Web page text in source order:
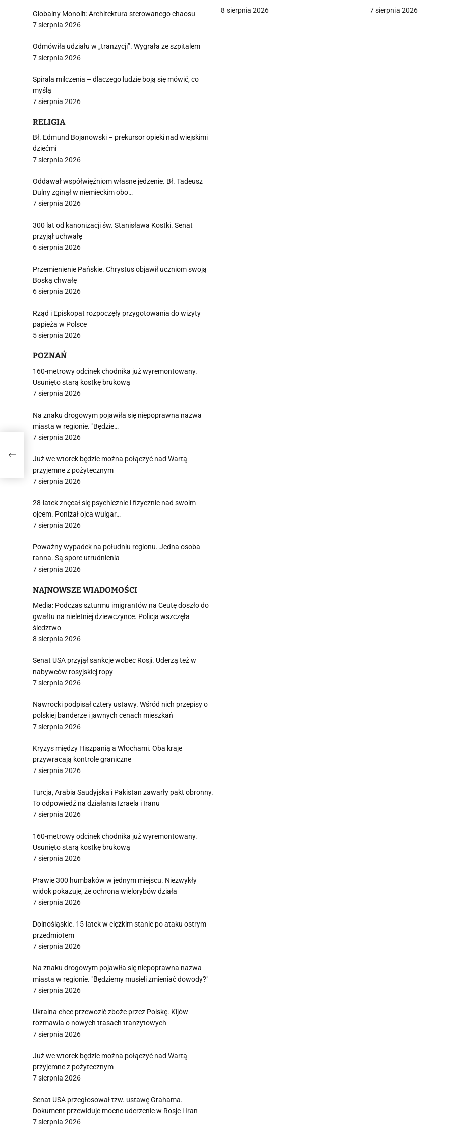
a
8 sierpnia 2026 7 sierpnia 2026
Globalny Monolit: Architektura sterowanego chaosu
7 sierpnia 2026
Odmówiła udziału w „tranzycji”. Wygrała ze szpitalem
7 sierpnia 2026
Spirala milczenia – dlaczego ludzie boją się mówić, co
myślą
7 sierpnia 2026
RELIGIA
Bł. Edmund Bojanowski – prekursor opieki nad wiejskimi
dziećmi
7 sierpnia 2026
Oddawał współwięźniom własne jedzenie. Bł. Tadeusz
Dulny zginął w niemieckim obo…
7 sierpnia 2026
300 lat od kanonizacji św. Stanisława Kostki. Senat
przyjął uchwałę
6 sierpnia 2026
Przemienienie Pańskie. Chrystus objawił uczniom swoją
Boską chwałę
6 sierpnia 2026
Rząd i Episkopat rozpoczęły przygotowania do wizyty
papieża w Polsce
5 sierpnia 2026
POZNAŃ
160-metrowy odcinek chodnika już wyremontowany.
Usunięto starą kostkę brukową
7 sierpnia 2026
Na znaku drogowym pojawiła się niepoprawna nazwa
miasta w regionie. "Będzie…
7 sierpnia 2026
Już we wtorek będzie można połączyć nad Wartą
przyjemne z pożytecznym
7 sierpnia 2026
28-latek znęcał się psychicznie i fizycznie nad swoim
ojcem. Poniżał ojca wulgar…
7 sierpnia 2026
Poważny wypadek na południu regionu. Jedna osoba
ranna. Są spore utrudnienia
7 sierpnia 2026
NAJNOWSZE WIADOMOŚCI
Media: Podczas szturmu imigrantów na Ceutę doszło do
gwałtu na nieletniej dziewczynce. Policja wszczęła
śledztwo
8 sierpnia 2026
Senat USA przyjął sankcje wobec Rosji. Uderzą też w
nabywców rosyjskiej ropy
7 sierpnia 2026
Nawrocki podpisał cztery ustawy. Wśród nich przepisy o
polskiej banderze i jawnych cenach mieszkań
7 sierpnia 2026
Kryzys między Hiszpanią a Włochami. Oba kraje
przywracają kontrole graniczne
7 sierpnia 2026
Turcja, Arabia Saudyjska i Pakistan zawarły pakt obronny.
To odpowiedź na działania Izraela i Iranu
7 sierpnia 2026
160-metrowy odcinek chodnika już wyremontowany.
Usunięto starą kostkę brukową
7 sierpnia 2026
Prawie 300 humbaków w jednym miejscu. Niezwykły
widok pokazuje, że ochrona wielorybów działa
7 sierpnia 2026
Dolnośląskie. 15-latek w ciężkim stanie po ataku ostrym
przedmiotem
7 sierpnia 2026
Na znaku drogowym pojawiła się niepoprawna nazwa
miasta w regionie. "Będziemy musieli zmieniać dowody?"
7 sierpnia 2026
Ukraina chce przewozić zboże przez Polskę. Kijów
rozmawia o nowych trasach tranzytowych
7 sierpnia 2026
Już we wtorek będzie można połączyć nad Wartą
przyjemne z pożytecznym
7 sierpnia 2026
Senat USA przegłosował tzw. ustawę Grahama.
Dokument przewiduje mocne uderzenie w Rosje i Iran
7 sierpnia 2026